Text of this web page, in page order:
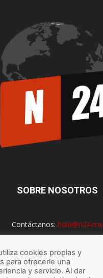
SOBRE NOSOTROS
Contáctanos: hola@n24.mx
SÍGUENOS
cookies propias y
para ofrecerle una
y servicio. Al dar